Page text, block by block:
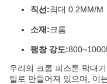
직선:최대 0.2MM/M
소재:크롬
팽창 강도:
우리의 크롬 피스톤 막대
틸로 만들어져 있으며, 이